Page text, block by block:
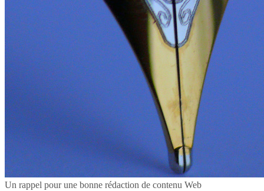
Un rappel pour une bonne rédaction de contenu Web